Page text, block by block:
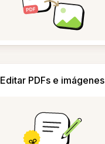
Editar PDFs e imágenes